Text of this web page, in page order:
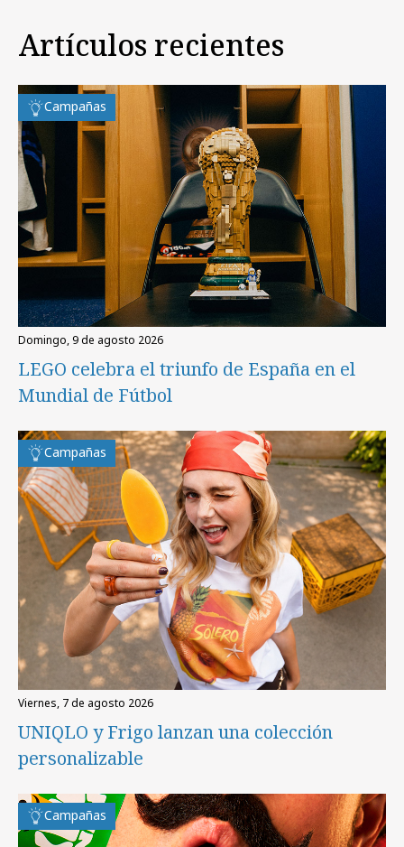
Artículos recientes
Campañas
domingo, 9 de agosto 2026
LEGO celebra el triunfo de España en el
Mundial de Fútbol
Campañas
viernes, 7 de agosto 2026
UNIQLO y Frigo lanzan una colección
personalizable
Campañas